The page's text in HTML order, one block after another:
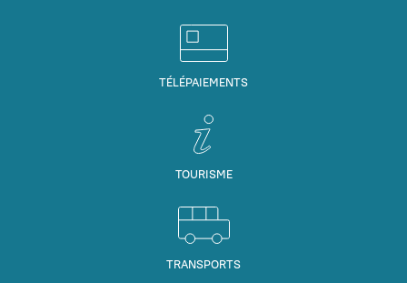
TÉLÉPAIEMENTS
TOURISME
TRANSPORTS